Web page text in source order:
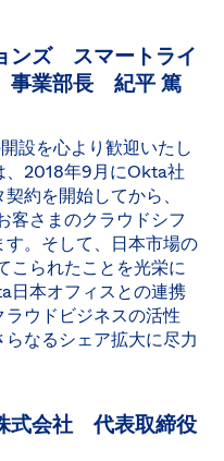
ンズ スマートライ
事業部長 紀平 篤
設を心より歓迎いたし
、2018年9月にOkta社
約を開始してから、
客さまのクラウドシフ
す。そして、日本市場の
こられたことを光栄に
日本オフィスとの連携
ウドビジネスの活性
らなるシェア拡大に尽力
式会社 代表取締役